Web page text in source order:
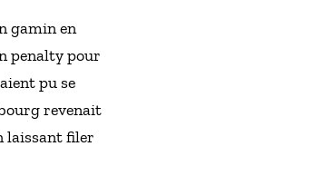
gamin en
penalty pour
pu se
revenait
laissant filer